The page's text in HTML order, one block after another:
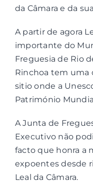
da Câmara e da
A partir de agora
importante do
Freguesia de Rio
Rinchoa tem uma
sitio onde a
Património
A Junta de
Executivo não
facto que honra a
expoentes desde
Leal da Câmara.